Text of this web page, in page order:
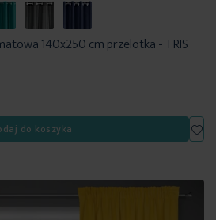
140x250 cm przelotka - TRIS
do koszyka